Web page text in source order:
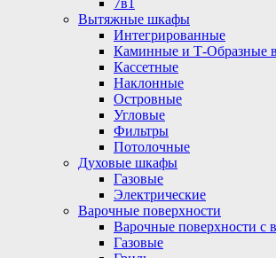
7в1
Вытяжные шкафы
Интегрированные
Каминные и Т-Образные
Кассетные
Наклонные
Островные
Угловые
Фильтры
Потолочные
Духовые шкафы
Газовые
Электрические
Варочные поверхности
Варочные поверхности с
Газовые